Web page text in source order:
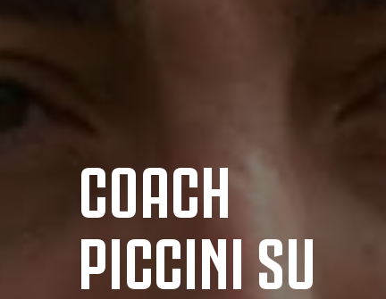
COACH
PICCINI SU